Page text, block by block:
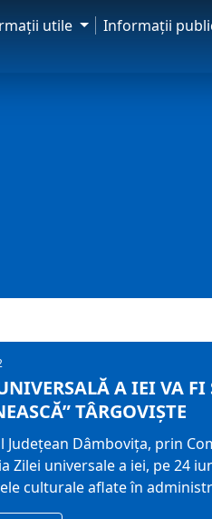
utile Informaţii
A IEI VA FI
TÂRGOVIȘTE
Judeţean Dâmboviţa, prin
Zilei universale a iei, pe 24
culturale aflate în